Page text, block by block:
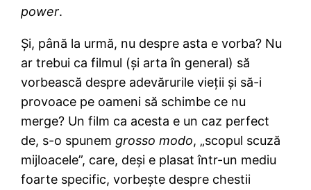
power.
Şi, până la urmă, nu despre asta e vorba? Nu
ar trebui ca filmul (şi arta în general) să
vorbească despre adevărurile vieţii şi să-i
provoace pe oameni să schimbe ce nu
merge? Un film ca acesta e un caz perfect
de, s-o spunem grosso modo, „scopul scuză
mijloacele”, care, deşi e plasat într-un mediu
foarte specific, vorbeşte despre chestii